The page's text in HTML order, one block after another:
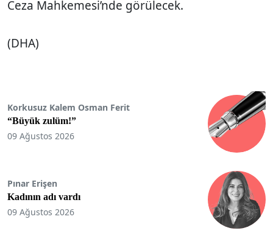
Ceza Mahkemesi’nde görülecek.
(DHA)
Korkusuz Kalem Osman Ferit
“Büyük zulüm!”
09 Ağustos 2026
Pınar Erişen
Kadının adı vardı
09 Ağustos 2026